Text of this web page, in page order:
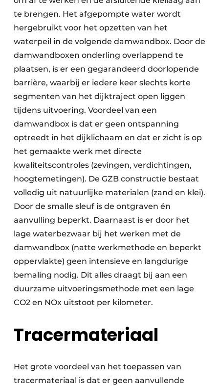
te brengen. Het afgepompte water wordt
hergebruikt voor het opzetten van het
waterpeil in de volgende damwandbox. Door de
damwandboxen onderling overlappend te
plaatsen, is er een gegarandeerd doorlopende
barrière, waarbij er iedere keer slechts korte
segmenten van het dijktraject open liggen
tijdens uitvoering. Voordeel van een
damwandbox is dat er geen ontspanning
optreedt in het dijklichaam en dat er zicht is op
het gemaakte werk met directe
kwaliteitscontroles (zevingen, verdichtingen,
hoogtemetingen). De GZB constructie bestaat
volledig uit natuurlijke materialen (zand en klei).
Door de smalle sleuf is de ontgraven én
aanvulling beperkt. Daarnaast is er door het
lage waterbezwaar bij het werken met de
damwandbox (natte werkmethode en beperkt
oppervlakte) geen intensieve en langdurige
bemaling nodig. Dit alles draagt bij aan een
duurzame uitvoeringsmethode met een lage
CO2 en NOx uitstoot per kilometer.
Tracermateriaal
Het grote voordeel van het toepassen van
tracermateriaal is dat er geen aanvullende